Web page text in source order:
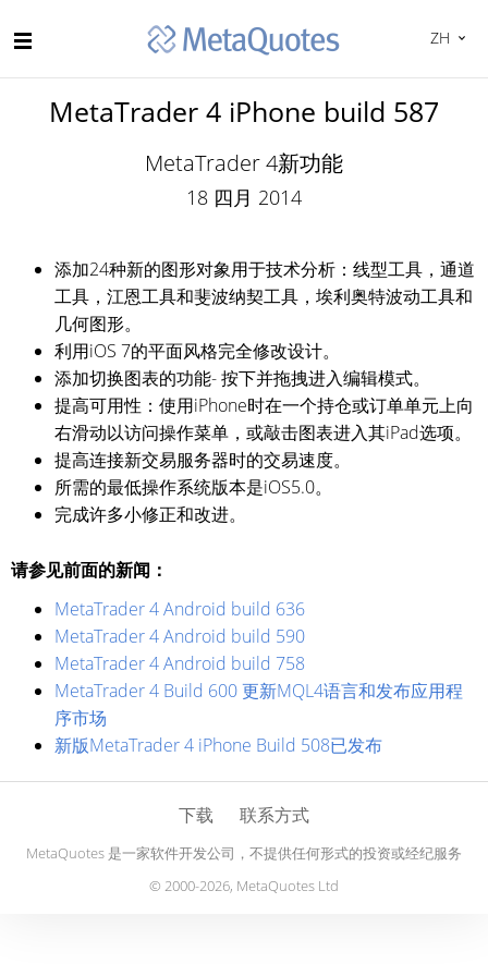
ZH
MetaTrader 4 iPhone build 587
MetaTrader 4新功能
18 四月 2014
添加24种新的图形对象用于技术分析：线型工具，通道
工具，江恩工具和斐波纳契工具，埃利奥特波动工具和
几何图形。
利用iOS 7的平面风格完全修改设计。
添加切换图表的功能- 按下并拖拽进入编辑模式。
提高可用性：使用iPhone时在一个持仓或订单单元上向
右滑动以访问操作菜单，或敲击图表进入其iPad选项。
提高连接新交易服务器时的交易速度。
所需的最低操作系统版本是iOS5.0。
完成许多小修正和改进。
请参见前面的新闻：
MetaTrader 4 Android build 636
MetaTrader 4 Android build 590
MetaTrader 4 Android build 758
MetaTrader 4 Build 600 更新MQL4语言和发布应用程
序市场
新版MetaTrader 4 iPhone Build 508已发布
下载 联系方式
MetaQuotes 是一家软件开发公司，不提供任何形式的投资或经纪服务
© 2000-2026, MetaQuotes Ltd